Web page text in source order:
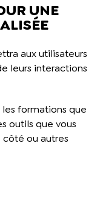
UNE
aux utilisateurs
leurs interactions
formations que
outils que vous
côté ou autres